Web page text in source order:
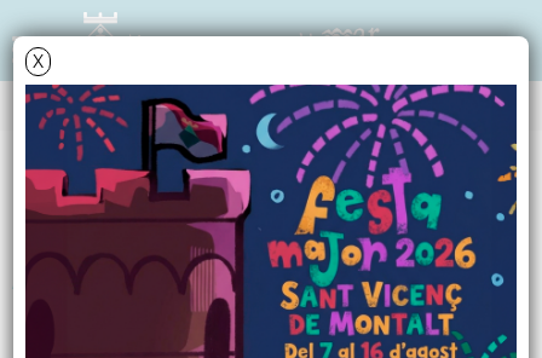
X
AGENDA
Divendres23 març 2012
Anem al teatre:
"Campanades de